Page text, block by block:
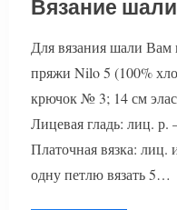
Вязание
Для вязания шали Вам
пряжи Nilo 5 (100%
крючок № 3; 14 см
Лицевая гладь: лиц. р.
Платочная вязка:
одну петлю вязать 5…